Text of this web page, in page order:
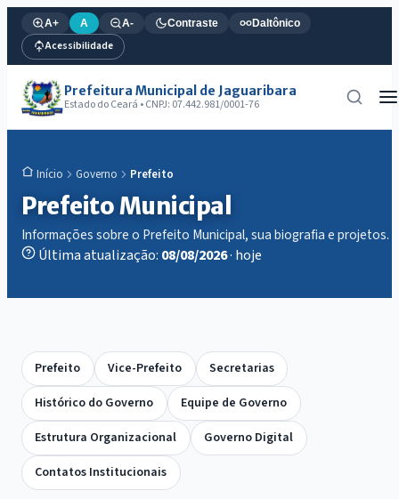
A+ A A- Contraste Daltônico
Acessibilidade
Prefeitura Municipal de Jaguaribara
Estado do Ceará • CNPJ: 07.442.981/0001-76
Início Governo Prefeito
Prefeito Municipal
Informações sobre o Prefeito Municipal, sua biografia e projetos.
Última atualização: 08/08/2026· hoje
Prefeito Vice-Prefeito
Secretarias
Histórico do Governo
Equipe de Governo
Estrutura Organizacional
Governo Digital
Contatos Institucionais